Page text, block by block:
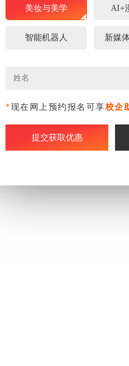
美妆与美学 AI+
智能机器人 新媒
*现在网上预约报名可享校企